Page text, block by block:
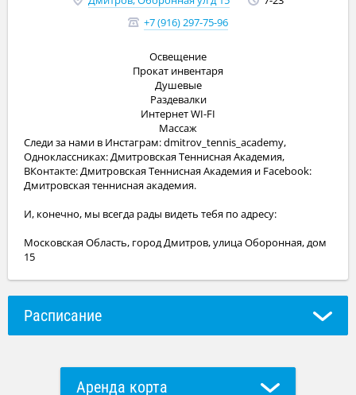
+7 (916) 297-75-96
Освещение
Прокат инвентаря
Душевые
Раздевалки
Интернет WI-FI
Массаж
Следи за нами в Инстаграм: dmitrov_tennis_academy,
Одноклассниках: Дмитровская Теннисная Академия,
ВКонтакте: Дмитровская Теннисная Академия и Facebook:
Дмитровская теннисная академия.
И, конечно, мы всегда рады видеть тебя по адресу:
Московская Область, город Дмитров, улица Оборонная, дом
15
Расписание
Аренда корта